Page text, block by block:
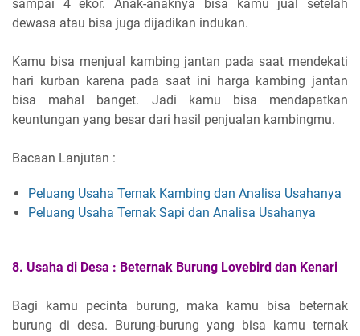
sampai 4 ekor. Anak-anaknya bisa kamu jual setelah
dewasa atau bisa juga dijadikan indukan.
Kamu bisa menjual kambing jantan pada saat mendekati
hari kurban karena pada saat ini harga kambing jantan
bisa mahal banget. Jadi kamu bisa mendapatkan
keuntungan yang besar dari hasil penjualan kambingmu.
Bacaan Lanjutan :
Peluang Usaha Ternak Kambing dan Analisa Usahanya
Peluang Usaha Ternak Sapi dan Analisa Usahanya
8. Usaha di Desa : Beternak Burung Lovebird dan Kenari
Bagi kamu pecinta burung, maka kamu bisa beternak
burung di desa. Burung-burung yang bisa kamu ternak